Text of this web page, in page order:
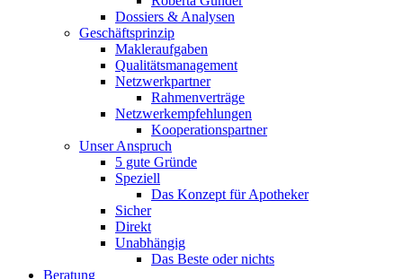
Dossiers & Analysen
Geschäftsprinzip
Makleraufgaben
Qualitätsmanagement
Netzwerkpartner
Rahmenverträge
Netzwerkempfehlungen
Kooperationspartner
Unser Anspruch
5 gute Gründe
Speziell
Das Konzept für Apotheker
Sicher
Direkt
Unabhängig
Das Beste oder nichts
Beratung